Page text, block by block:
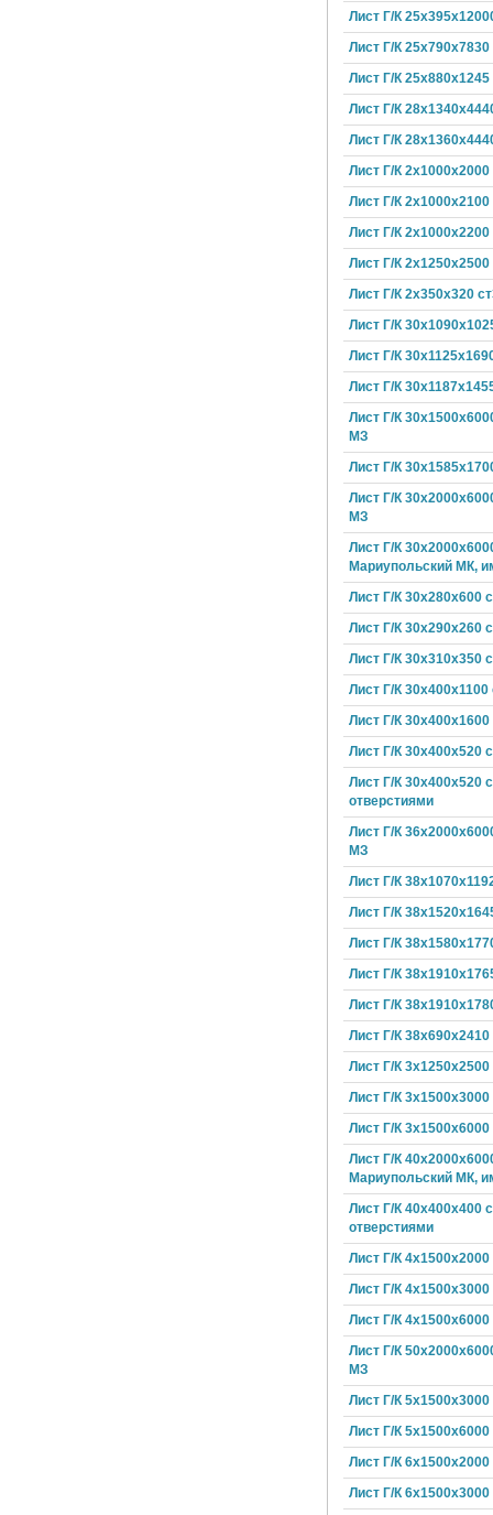
Лист Г/К
Лист Г/К 25х790х7830
Лист Г/К 25х880х1245
Лист Г/К
Лист Г/К
Лист Г/К
Лист Г/К
Лист Г/К
Лист Г/К
Лист Г/К 2х350х320
Лист Г/К
Лист Г/К
Лист Г/К
Лист Г/К
МЗ
Лист Г/К
Лист Г/К
МЗ
Лист Г/К
Мариупольский МК,
Лист Г/К 30х280х600
Лист Г/К 30х290х260
Лист Г/К 30х310х350
Лист Г/К 30х400х1100
Лист Г/К 30х400х1600
Лист Г/К 30х400х520
Лист Г/К 30х400х520
отверстиями
Лист Г/К
МЗ
Лист Г/К
Лист Г/К
Лист Г/К
Лист Г/К
Лист Г/К
Лист Г/К 38х690х2410
Лист Г/К
Лист Г/К
Лист Г/К
Лист Г/К
Мариупольский МК,
Лист Г/К 40х400х400
отверстиями
Лист Г/К
Лист Г/К
Лист Г/К
Лист Г/К
МЗ
Лист Г/К
Лист Г/К
Лист Г/К
Лист Г/К